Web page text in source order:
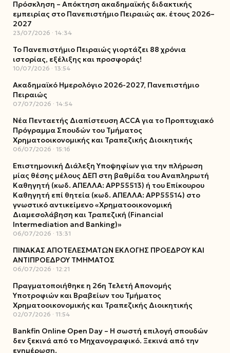
Πρόσκληση – Απόκτηση ακαδημαϊκής διδακτικής
εμπειρίας στο Πανεπιστήμιο Πειραιώς ακ. έτους 2026–
2027
23/07/2026 14:34
Το Πανεπιστήμιο Πειραιώς γιορτάζει 88 χρόνια
ιστορίας, εξέλιξης και προσφοράς!
10/07/2026 13:54
Ακαδημαϊκό Ημερολόγιο 2026-2027, Πανεπιστήμιο
Πειραιώς
07/07/2026 14:54
Νέα Πενταετής Διαπίστευση ACCA για το Προπτυχιακό
Πρόγραμμα Σπουδών του Τμήματος
Χρηματοοικονομικής και Τραπεζικής Διοικητικής
06/07/2026 15:16
Επιστημονική Διάλεξη Υποψηφίων για την πλήρωση
μίας θέσης μέλους ΔΕΠ στη βαθμίδα του Αναπληρωτή
Καθηγητή (κωδ. ΑΠΕΛΛΑ: ΑΡΡ55513) ή του Επίκουρου
Καθηγητή επί θητεία (κωδ. ΑΠΕΛΛΑ: ΑΡΡ55514) στο
γνωστικό αντικείμενο «Χρηματοοικονομική
Διαμεσολάβηση και Τραπεζική (Financial
Intermediation and Banking)»
06/07/2026 13:31
ΠΙΝΑΚΑΣ ΑΠΟΤΕΛΕΣΜΑΤΩΝ ΕΚΛΟΓΗΣ ΠΡΟΕΔΡΟΥ ΚΑΙ
ΑΝΤΙΠΡΟΕΔΡΟΥ ΤΜΗΜΑΤΟΣ
06/07/2026 12:21
Πραγματοποιήθηκε η 26η Τελετή Απονομής
Υποτροφιών και Βραβείων του Τμήματος
Χρηματοοικονομικής και Τραπεζικής Διοικητικής
02/07/2026 11:54
Bankfin Online Open Day – Η σωστή επιλογή σπουδών
δεν ξεκινά από το Μηχανογραφικό. Ξεκινά από την
ενημέρωση.